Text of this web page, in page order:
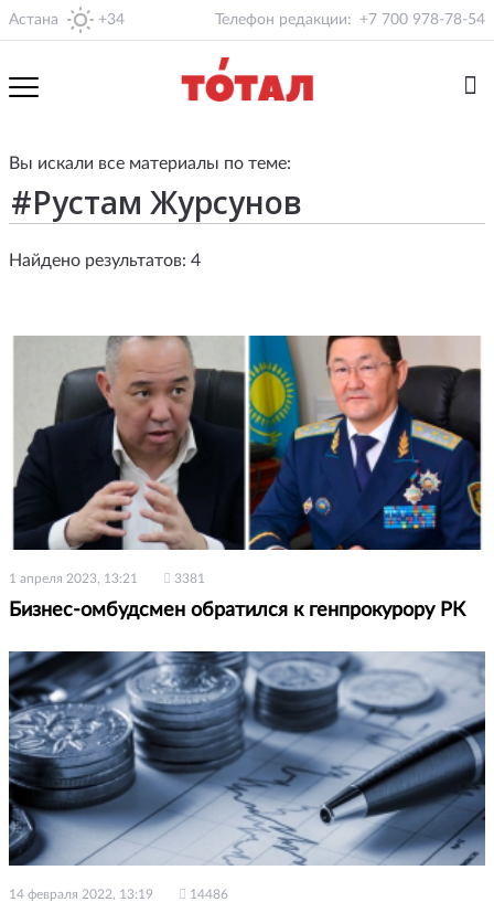
Астана +34 Телефон редакции: +7 700 978-78-54
Вы искали все материалы по теме:
Найдено результатов: 4
1 апреля 2023, 13:21 3381
Бизнес-омбудсмен обратился к генпрокурору РК
14 февраля 2022, 13:19 14486